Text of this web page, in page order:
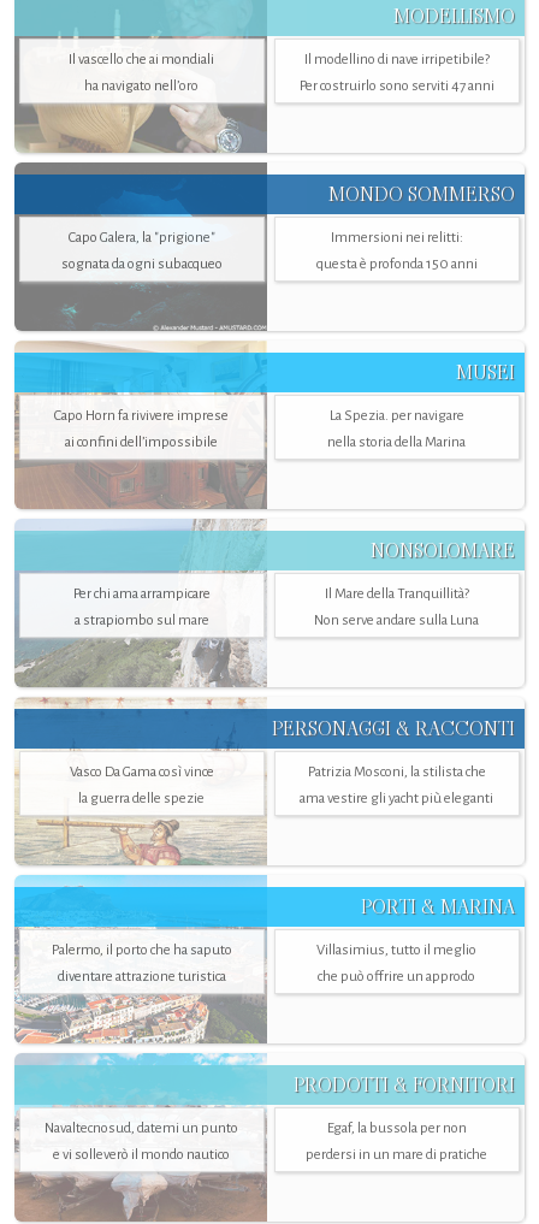
MODELLISMO
Il vascello che ai mondiali
ha navigato nell’oro
Il modellino di nave irripetibile?
Per costruirlo sono serviti 47 anni
MONDO SOMMERSO
Capo Galera, la "prigione"
sognata da ogni subacqueo
Immersioni nei relitti:
questa è profonda 150 anni
MUSEI
Capo Horn fa rivivere imprese
ai confini dell’impossibile
La Spezia. per navigare
nella storia della Marina
NONSOLOMARE
Per chi ama arrampicare
a strapiombo sul mare
Il Mare della Tranquillità?
Non serve andare sulla Luna
PERSONAGGI & RACCONTI
Vasco Da Gama così vince
la guerra delle spezie
Patrizia Mosconi, la stilista che
ama vestire gli yacht più eleganti
PORTI & MARINA
Palermo, il porto che ha saputo
diventare attrazione turistica
Villasimius, tutto il meglio
che può offrire un approdo
PRODOTTI & FORNITORI
Navaltecnosud, datemi un punto
e vi solleverò il mondo nautico
Egaf, la bussola per non
perdersi in un mare di pratiche